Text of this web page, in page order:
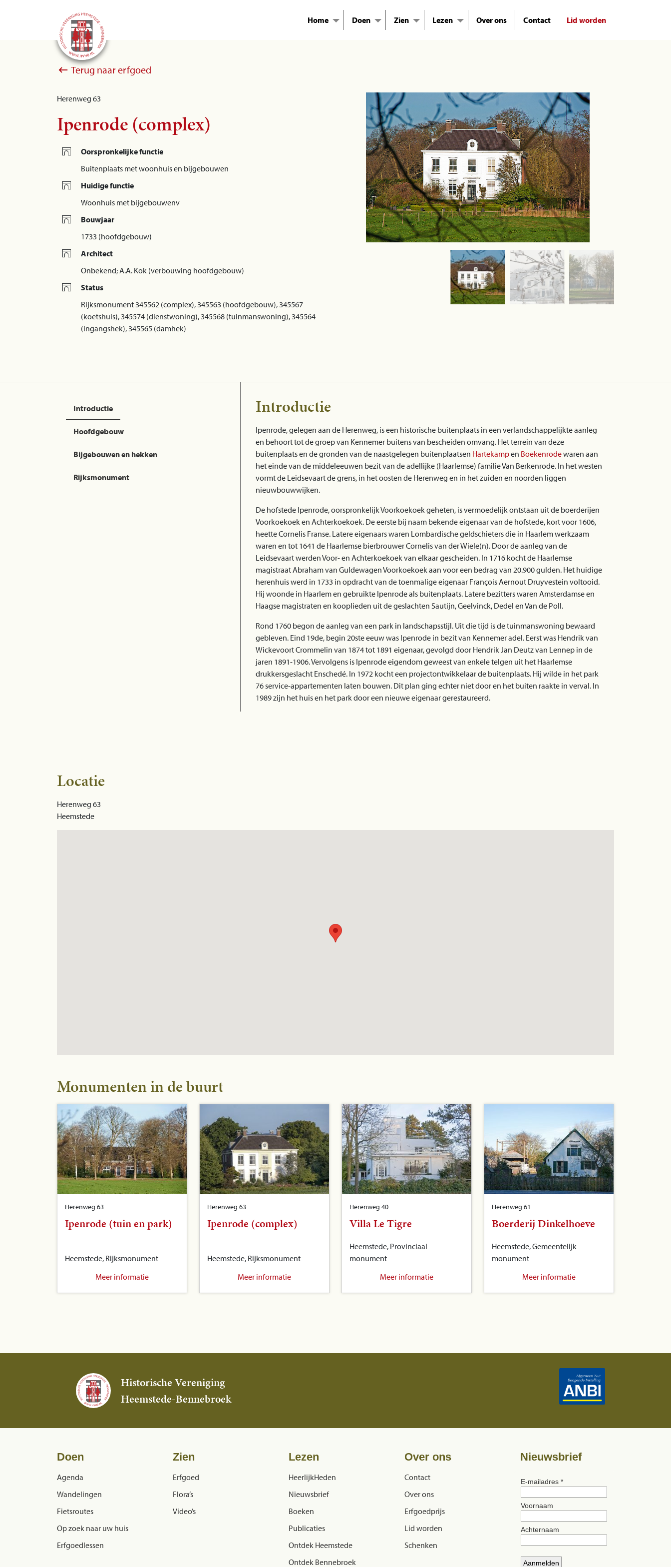
Home Doen Zien Lezen Over ons Contact Lid worden
Terug naar erfgoed
Herenweg 63
Ipenrode (complex)
Oorspronkelijke functie
Buitenplaats met woonhuis en bijgebouwen
Huidige functie
Woonhuis met bijgebouwenv
Bouwjaar
1733 (hoofdgebouw)
Architect
Onbekend; A.A. Kok (verbouwing hoofdgebouw)
Status
Rijksmonument 345562 (complex), 345563 (hoofdgebouw), 345567
(koetshuis), 345574 (dienstwoning), 345568 (tuinmanswoning), 345564
(ingangshek), 345565 (damhek)
Introductie
Hoofdgebouw
Bijgebouwen en hekken
Rijksmonument
Introductie
Ipenrode, gelegen aan de Herenweg, is een historische buitenplaats in een verlandschappelijkte aanleg
en behoort tot de groep van Kennemer buitens van bescheiden omvang. Het terrein van deze
buitenplaats en de gronden van de naastgelegen buitenplaatsen Hartekampen Boekenrodewaren aan
het einde van de middeleeuwen bezit van de adellijke (Haarlemse) familie Van Berkenrode. In het westen
vormt de Leidsevaart de grens, in het oosten de Herenweg en in het zuiden en noorden liggen
nieuwbouwwijken.
De hofstede Ipenrode, oorspronkelijk Voorkoekoek geheten, is vermoedelijk ontstaan uit de boerderijen
Voorkoekoek en Achterkoekoek. De eerste bij naam bekende eigenaar van de hofstede, kort voor 1606,
heette Cornelis Franse. Latere eigenaars waren Lombardische geldschieters die in Haarlem werkzaam
waren en tot 1641 de Haarlemse bierbrouwer Cornelis van der Wiele(n). Door de aanleg van de
Leidsevaart werden Voor- en Achterkoekoek van elkaar gescheiden. In 1716 kocht de Haarlemse
magistraat Abraham van Guldewagen Voorkoekoek aan voor een bedrag van 20.900 gulden. Het huidige
herenhuis werd in 1733 in opdracht van de toenmalige eigenaar François Aernout Druyvestein voltooid.
Hij woonde in Haarlem en gebruikte Ipenrode als buitenplaats. Latere bezitters waren Amsterdamse en
Haagse magistraten en kooplieden uit de geslachten Sautijn, Geelvinck, Dedel en Van de Poll.
Rond 1760 begon de aanleg van een park in landschapsstijl. Uit die tijd is de tuinmanswoning bewaard
gebleven. Eind 19de, begin 20ste eeuw was Ipenrode in bezit van Kennemer adel. Eerst was Hendrik van
Wickevoort Crommelin van 1874 tot 1891 eigenaar, gevolgd door Hendrik Jan Deutz van Lennep in de
jaren 1891-1906. Vervolgens is Ipenrode eigendom geweest van enkele telgen uit het Haarlemse
drukkersgeslacht Enschedé. In 1972 kocht een projectontwikkelaar de buitenplaats. Hij wilde in het park
76 service-appartementen laten bouwen. Dit plan ging echter niet door en het buiten raakte in verval. In
1989 zijn het huis en het park door een nieuwe eigenaar gerestaureerd.
Locatie
Herenweg 63
Heemstede
Monumenten in de buurt
Herenweg 63
Ipenrode (tuin en park)
Heemstede, Rijksmonument
Meer informatie
Herenweg 63
Ipenrode (complex)
Heemstede, Rijksmonument
Meer informatie
Herenweg 40
Villa Le Tigre
Heemstede, Provinciaal
monument
Meer informatie
Herenweg 61
Boerderij Dinkelhoeve
Heemstede, Gemeentelijk
monument
Meer informatie
Historische Vereniging
Heemstede-Bennebroek
Doen
Agenda
Wandelingen
Fietsroutes
Op zoek naar uw huis
Erfgoedlessen
Zien
Erfgoed
Flora’s
Video’s
Lezen
HeerlijkHeden
Nieuwsbrief
Boeken
Publicaties
Ontdek Heemstede
Ontdek Bennebroek
Over ons
Contact
Over ons
Erfgoedprijs
Lid worden
Schenken
Nieuwsbrief